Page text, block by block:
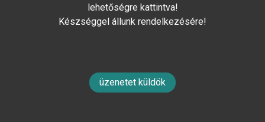
lehetőségre kattintva!
Készséggel állunk rendelkezésére!
üzenetet küldök